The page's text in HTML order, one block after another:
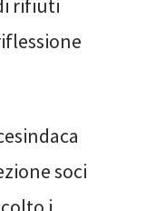
rifiuti
soci